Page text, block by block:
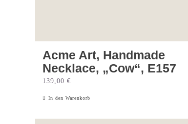
Acme Art, Handmade
Necklace, „Cow“, E157
139,00 €
In den Warenkorb